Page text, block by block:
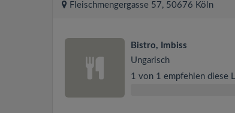
Fleischmengergasse 57, 50676 Köln
Bistro, Imbiss
Ungarisch
1 von 1 empfehlen diese